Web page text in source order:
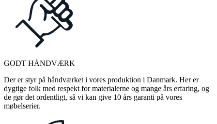
GODT HÅNDVÆRK
Der er styr på håndværket i vores produktion i Danmark. Her er
dygtige folk med respekt for materialerne og mange års erfaring, og
de gør det ordentligt, så vi kan give 10 års garanti på vores
møbelserier.